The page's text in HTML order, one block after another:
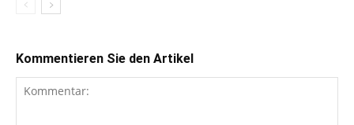
Kommentieren Sie den Artikel